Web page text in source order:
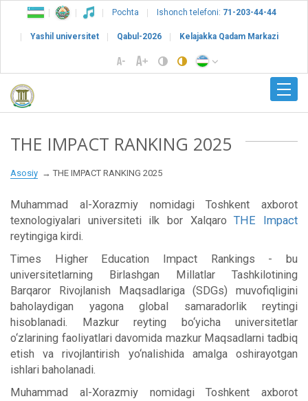
Pochta Ishonch telefoni: 71-203-44-44
Yashil universitet Qabul-2026 Kelajakka Qadam Markazi
THE IMPACT RANKING 2025
Asosiy THE IMPACT RANKING 2025
Muhammad al-Xorazmiy nomidagi Toshkent axborot
texnologiyalari universiteti ilk bor XalqaroTHE Impact
reytingiga kirdi.
Times Higher Education Impact Rankings - bu
universitetlarning Birlashgan Millatlar Tashkilotining
Barqaror Rivojlanish Maqsadlariga (SDGs) muvofiqligini
baholaydigan yagona global samaradorlik reytingi
hisoblanadi. Mazkur reyting bo‘yicha universitetlar
o‘zlarining faoliyatlari davomida mazkur Maqsadlarni tadbiq
etish va rivojlantirish yo‘nalishida amalga oshirayotgan
ishlari baholanadi.
Muhammad al-Xorazmiy nomidagi Toshkent axborot